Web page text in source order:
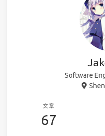
Software
文章
67